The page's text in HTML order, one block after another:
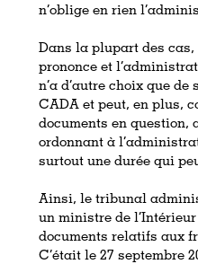
n’oblige en rien
Dans la plupart des
prononce et
n’a d’autre choix que
CADA et peut, en plus,
documents en question,
ordonnant à
surtout une durée qui
Ainsi, le tribunal
un ministre de
documents relatifs aux
C’était le 27 septembre